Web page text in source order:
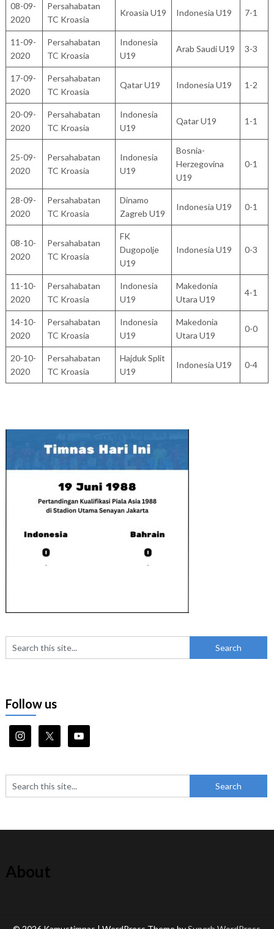
08-09-
2020
Persahabatan
TC Kroasia
Kroasia U19 Indonesia U19 7-1
11-09-
2020
Persahabatan
TC Kroasia
Indonesia
U19
Arab Saudi U19 3-3
17-09-
2020
Persahabatan
TC Kroasia
Qatar U19 Indonesia U19 1-2
20-09-
2020
Persahabatan
TC Kroasia
Indonesia
U19
Qatar U19 1-1
25-09-
2020
Persahabatan
TC Kroasia
Indonesia
U19
Bosnia-
Herzegovina
U19
0-1
28-09-
2020
Persahabatan
TC Kroasia
Dinamo
Zagreb U19
Indonesia U19 0-1
08-10-
2020
Persahabatan
TC Kroasia
FK
Dugopolje
U19
Indonesia U19 0-3
11-10-
2020
Persahabatan
TC Kroasia
Indonesia
U19
Makedonia
Utara U19
4-1
14-10-
2020
Persahabatan
TC Kroasia
Indonesia
U19
Makedonia
Utara U19
0-0
20-10-
2020
Persahabatan
TC Kroasia
Hajduk Split
U19
Indonesia U19 0-4
Follow us
About